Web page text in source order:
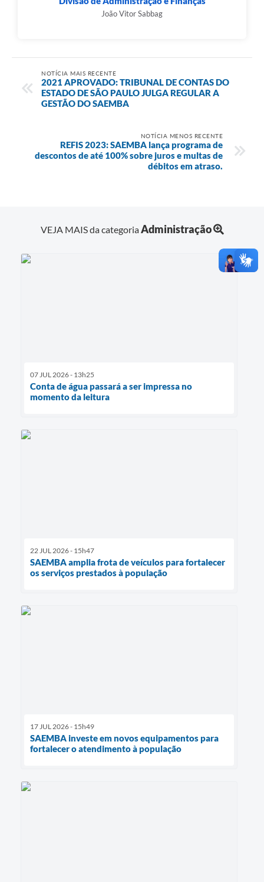
João Vitor Sabbag
NOTÍCIA MAIS RECENTE
2021 APROVADO: TRIBUNAL DE CONTAS DO
ESTADO DE SÃO PAULO JULGA REGULAR A
GESTÃO DO SAEMBA
NOTÍCIA MENOS RECENTE
REFIS 2023: SAEMBA lança programa de
descontos de até 100% sobre juros e multas de
débitos em atraso.
VEJA MAIS da categoriaAdministração
07 JUL 2026 - 13h25
Conta de água passará a ser impressa no
momento da leitura
22 JUL 2026 - 15h47
SAEMBA amplia frota de veículos para fortalecer
os serviços prestados à população
17 JUL 2026 - 15h49
SAEMBA investe em novos equipamentos para
fortalecer o atendimento à população